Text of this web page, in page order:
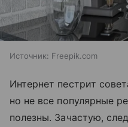
Источник: Freepik.com
Интернет пестрит
но не все популярные
полезны. Зачастую,